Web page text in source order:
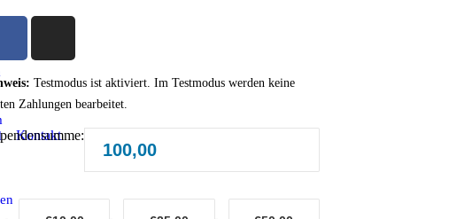
Kontakt
Testmodus ist aktiviert. Im Testmodus werden keine
Zahlungen bearbeitet.